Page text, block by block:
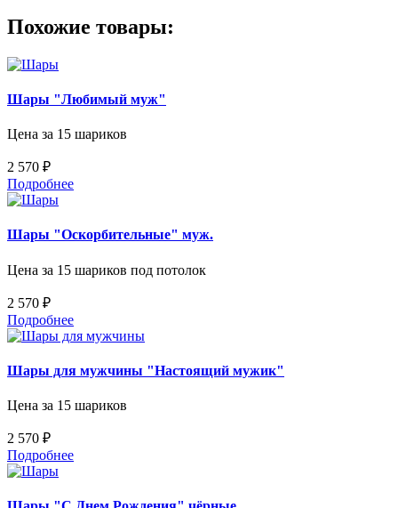
Похожие товары:
Шары "Любимый муж"
Цена за 15 шариков
2 570 ₽
Подробнее
Шары "Оскорбительные" муж.
Цена за 15 шариков под потолок
2 570 ₽
Подробнее
Шары для мужчины "Настоящий мужик"
Цена за 15 шариков
2 570 ₽
Подробнее